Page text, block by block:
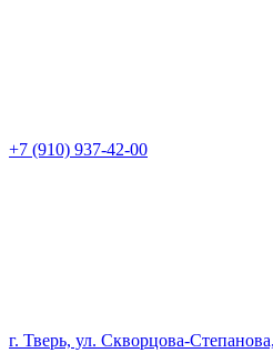
+7 (910) 937-42-00
г. Тверь, ул. Скворцова-